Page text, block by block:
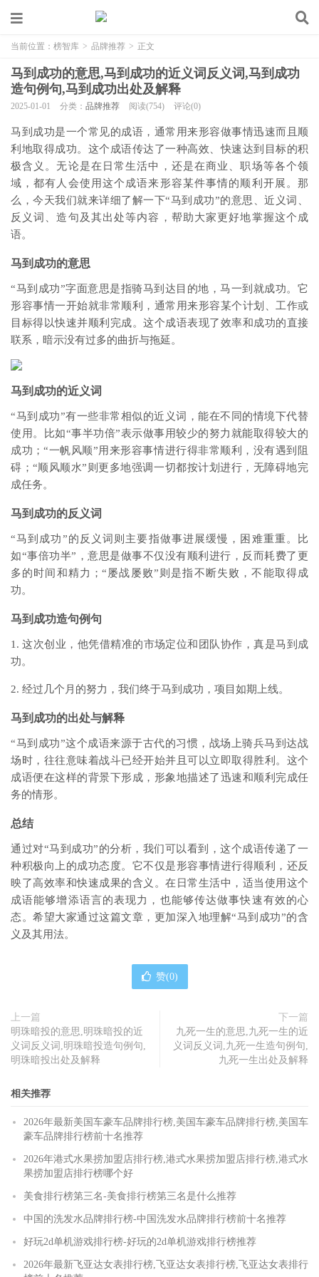
当前位置： 榜智库 > 品牌推荐 > 正文
马到成功的意思,马到成功的近义词反义词,马到成功
造句例句,马到成功出处及解释
2025-01-01 分类： 品牌推荐 阅读(754) 评论(0)
马到成功是一个常见的成语，通常用来形容做事情迅速而且顺
利地取得成功。这个成语传达了一种高效、快速达到目标的积
极含义。无论是在日常生活中，还是在商业、职场等各个领
域，都有人会使用这个成语来形容某件事情的顺利开展。那
么，今天我们就来详细了解一下“马到成功”的意思、近义词、
反义词、造句及其出处等内容，帮助大家更好地掌握这个成
语。
马到成功的意思
“马到成功”字面意思是指骑马到达目的地，马一到就成功。它
形容事情一开始就非常顺利，通常用来形容某个计划、工作或
目标得以快速并顺利完成。这个成语表现了效率和成功的直接
联系，暗示没有过多的曲折与拖延。
马到成功的近义词
“马到成功”有一些非常相似的近义词，能在不同的情境下代替
使用。比如“事半功倍”表示做事用较少的努力就能取得较大的
成功；“一帆风顺”用来形容事情进行得非常顺利，没有遇到阻
碍；“顺风顺水”则更多地强调一切都按计划进行，无障碍地完
成任务。
马到成功的反义词
“马到成功”的反义词则主要指做事进展缓慢，困难重重。比
如“事倍功半”，意思是做事不仅没有顺利进行，反而耗费了更
多的时间和精力；“屡战屡败”则是指不断失败，不能取得成
功。
马到成功造句例句
1. 这次创业，他凭借精准的市场定位和团队协作，真是马到成
功。
2. 经过几个月的努力，我们终于马到成功，项目如期上线。
马到成功的出处与解释
“马到成功”这个成语来源于古代的习惯，战场上骑兵马到达战
场时，往往意味着战斗已经开始并且可以立即取得胜利。这个
成语便在这样的背景下形成，形象地描述了迅速和顺利完成任
务的情形。
总结
通过对“马到成功”的分析，我们可以看到，这个成语传递了一
种积极向上的成功态度。它不仅是形容事情进行得顺利，还反
映了高效率和快速成果的含义。在日常生活中，适当使用这个
成语能够增添语言的表现力，也能够传达做事快速有效的心
态。希望大家通过这篇文章，更加深入地理解“马到成功”的含
义及其用法。
赞(0)
上一篇
明珠暗投的意思,明珠暗投的近
义词反义词,明珠暗投造句例句,
明珠暗投出处及解释
下一篇
九死一生的意思,九死一生的近
义词反义词,九死一生造句例句,
九死一生出处及解释
相关推荐
2026年最新美国车豪车品牌排行榜,美国车豪车品牌排行榜,美国车
豪车品牌排行榜前十名推荐
2026年港式水果捞加盟店排行榜,港式水果捞加盟店排行榜,港式水
果捞加盟店排行榜哪个好
美食排行榜第三名-美食排行榜第三名是什么推荐
中国的洗发水品牌排行榜-中国洗发水品牌排行榜前十名推荐
好玩2d单机游戏排行榜-好玩的2d单机游戏排行榜推荐
2026年最新飞亚达女表排行榜,飞亚达女表排行榜,飞亚达女表排行